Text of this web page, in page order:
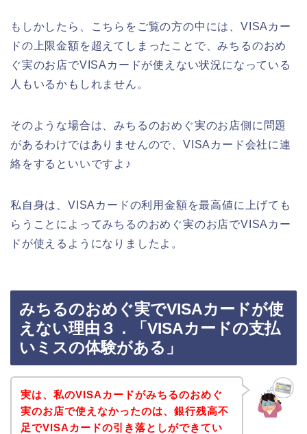
もしかしたら、こちらをご覧の方の中には、VISAカー
ドの上限金額を超えてしまったことで、みちるのおめ
ぐ実のお店でVISAカードが使えない状況になっている
人もいるかもしれません。
そのような場合は、みちるのおめぐ実のお店側に問題
があるわけではありませんので、VISAカード会社に連
絡をするといいですよ♪
私自身は、VISAカードの利用金額を最高値に上げても
らうことによってみちるのおめぐ実のお店でVISAカー
ドが使えるようになりましたよ。
みちるのおめぐ実でVISAカードが使
えない理由３．「VISAカードの支払
いミスの体験がある」
実は、私のVISAカードがみちるのおめぐ
実のお店で使えなかったのは、銀行残高不
足でVISAカードの引き落としができてい